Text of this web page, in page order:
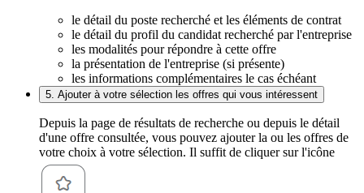
le détail du poste recherché et les éléments de contrat
le détail du profil du candidat recherché par l'entreprise
les modalités pour répondre à cette offre
la présentation de l'entreprise (si présente)
les informations complémentaires le cas échéant
5. Ajouter à votre sélection les offres qui vous intéressent
Depuis la page de résultats de recherche ou depuis le détail
d'une offre consultée, vous pouvez ajouter la ou les offres de
votre choix à votre sélection. Il suffit de cliquer sur l'icône